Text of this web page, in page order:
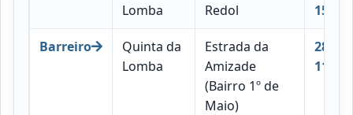
Lomba
Redol
155
Barreiro
Quinta da
Lomba
Estrada da
Amizade
(Bairro 1º de
Maio)
2830-
111